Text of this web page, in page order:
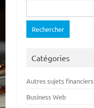
Catégories
Autres sujets financiers
Business Web